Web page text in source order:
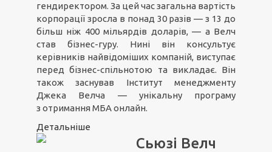
гендиректором. За цей час загальна вартість
корпорації зросла в понад 30 разів — з 13 до
більш ніж 400 мільярдів доларів, — а Велч
став бізнес-гуру. Нині він консультує
керівників найвідоміших компаній, виступає
перед бізнес-спільнотою та викладає. Він
також заснував Інститут менеджменту
Джека Велча — унікальну програму
з отримання MБA онлайн.
Детальніше
Сьюзі Велч